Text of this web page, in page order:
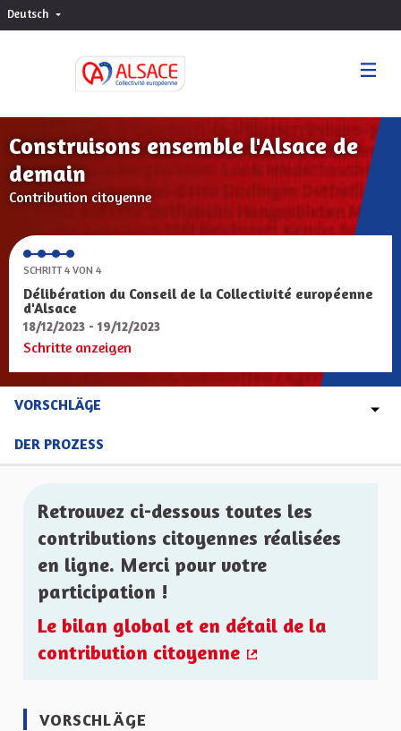
Deutsch Choisir la langue
Construisons ensemble l'Alsace de
demain
Contribution citoyenne
SCHRITT 4 VON 4
Délibération du Conseil de la Collectivité européenne
d'Alsace
18/12/2023 - 19/12/2023
Schritte anzeigen
VORSCHLÄGE
DER PROZESS
Retrouvez ci-dessous toutes les
contributions citoyennes réalisées
en ligne. Merci pour votre
participation !
Le bilan global et en détail de la
contribution citoyenne
VORSCHLÄGE